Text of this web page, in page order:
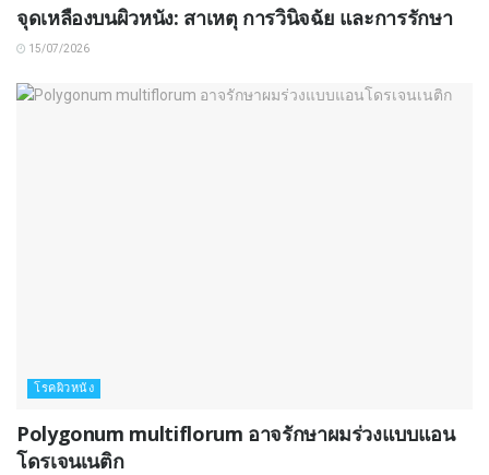
จุดเหลืองบนผิวหนัง: สาเหตุ การวินิจฉัย และการรักษา
15/07/2026
โรคผิวหนัง
Polygonum multiflorum อาจรักษาผมร่วงแบบแอน
โดรเจนเนติก